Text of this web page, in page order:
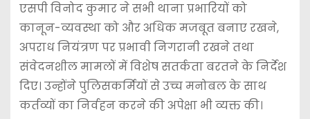
एसपी विनोद कुमार ने सभी थाना प्रभारियों को
कानून-व्यवस्था को और अधिक मजबूत बनाए रखने,
अपराध नियंत्रण पर प्रभावी निगरानी रखने तथा
संवेदनशील मामलों में विशेष सतर्कता बरतने के निर्देश
दिए। उन्होंने पुलिसकर्मियों से उच्च मनोबल के साथ
कर्तव्यों का निर्वहन करने की अपेक्षा भी व्यक्त की।